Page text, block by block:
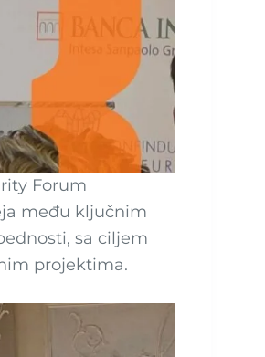
Forum
među ključnim
sa ciljem
projektima.